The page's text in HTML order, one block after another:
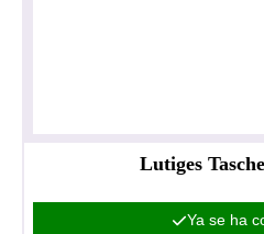
Lutiges
Ya se ha